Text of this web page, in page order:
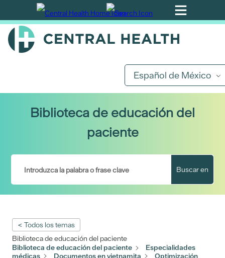
Ir
al
contenido
Español de México
Biblioteca de educación del
paciente
Buscar en
< Todos los temas
Biblioteca de educación del paciente
Biblioteca de educación del paciente
Especialidades
médicas
Documentos en vietnamita
Optimización